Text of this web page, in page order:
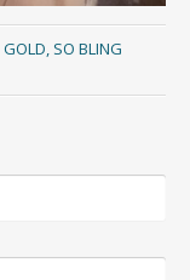
GOLD, SO BLING